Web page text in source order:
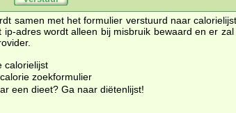
samen met het formulier verstuurd naar
ip-adres wordt alleen bij misbruik bewaard en er
calorielijst
zoekformulier
een dieet? Ga naar diëtenlijst!